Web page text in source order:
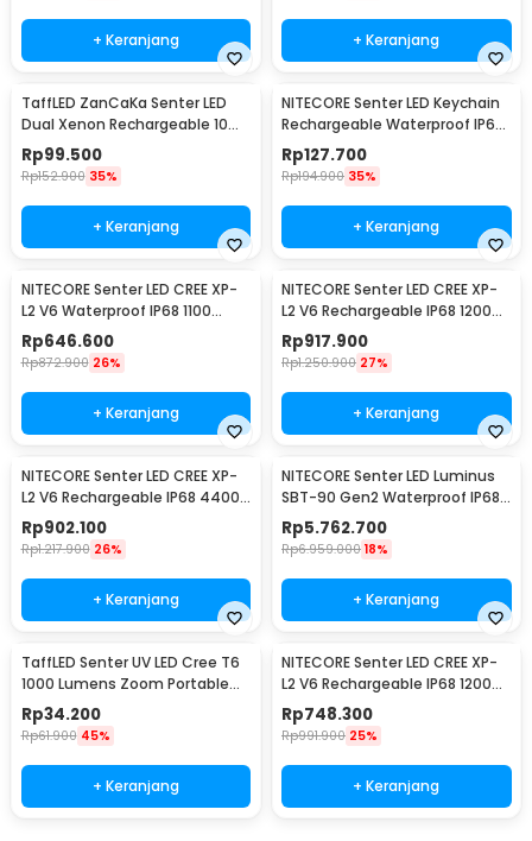
+ Keranjang + Keranjang
TaffLED ZanCaKa Senter LED
Dual Xenon Rechargeable 10W
13500 Lumens - Q3
Rp99.500
Rp152.900 35%
+ Keranjang
NITECORE Senter LED Keychain
Rechargeable Waterproof IP65
55 Lumens - Tube V2.0
Rp127.700
Rp194.900 35%
+ Keranjang
NITECORE Senter LED CREE XP-
L2 V6 Waterproof IP68 1100
Lumens - P10 V2
Rp646.600
Rp872.900 26%
+ Keranjang
NITECORE Senter LED CREE XP-
L2 V6 Rechargeable IP68 1200
Lumens - MH12 V2
Rp917.900
Rp1.250.900 27%
+ Keranjang
NITECORE Senter LED CREE XP-
L2 V6 Rechargeable IP68 4400
Lumens - E4K
Rp902.100
Rp1.217.900 26%
+ Keranjang
NITECORE Senter LED Luminus
SBT-90 Gen2 Waterproof IP68
5200 Lumens - TM39
Rp5.762.700
Rp6.959.000 18%
+ Keranjang
TaffLED Senter UV LED Cree T6
1000 Lumens Zoom Portable
395nm - T118
Rp34.200
Rp61.900 45%
+ Keranjang
NITECORE Senter LED CREE XP-
L2 V6 Rechargeable IP68 1200
Lumens - MH10 V2
Rp748.300
Rp991.900 25%
+ Keranjang